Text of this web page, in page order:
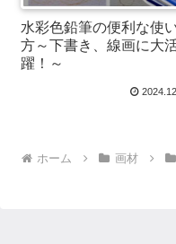
水彩色鉛筆の便利な使
方～下書き、線画に大
躍！～
ホーム 画材